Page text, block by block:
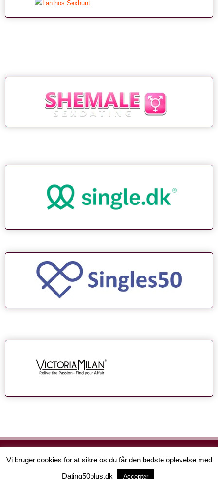
Copyright © 2026 Dating 50 Plus
Vi bruger cookies for at sikre os du får den bedste oplevelse med
Dating50plus.dk
Accepter